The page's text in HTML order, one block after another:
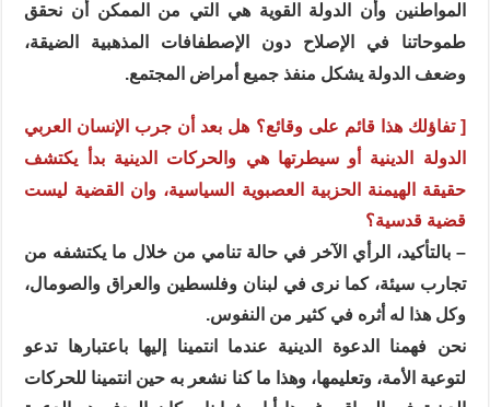
المواطنين وأن الدولة القوية هي التي من الممكن أن نحقق
طموحاتنا في الإصلاح دون الإصطفافات المذهبية الضيقة،
وضعف الدولة يشكل منفذ جميع أمراض المجتمع.
[ تفاؤلك هذا قائم على وقائع؟ هل بعد أن جرب الإنسان العربي
الدولة الدينية أو سيطرتها هي والحركات الدينية بدأ يكتشف
حقيقة الهيمنة الحزبية العصبوية السياسية، وان القضية ليست
قضية قدسية؟
– بالتأكيد، الرأي الآخر في حالة تنامي من خلال ما يكتشفه من
تجارب سيئة، كما نرى في لبنان وفلسطين والعراق والصومال،
وكل هذا له أثره في كثير من النفوس.
نحن فهمنا الدعوة الدينية عندما انتمينا إليها باعتبارها تدعو
لتوعية الأمة، وتعليمها، وهذا ما كنا نشعر به حين انتمينا للحركات